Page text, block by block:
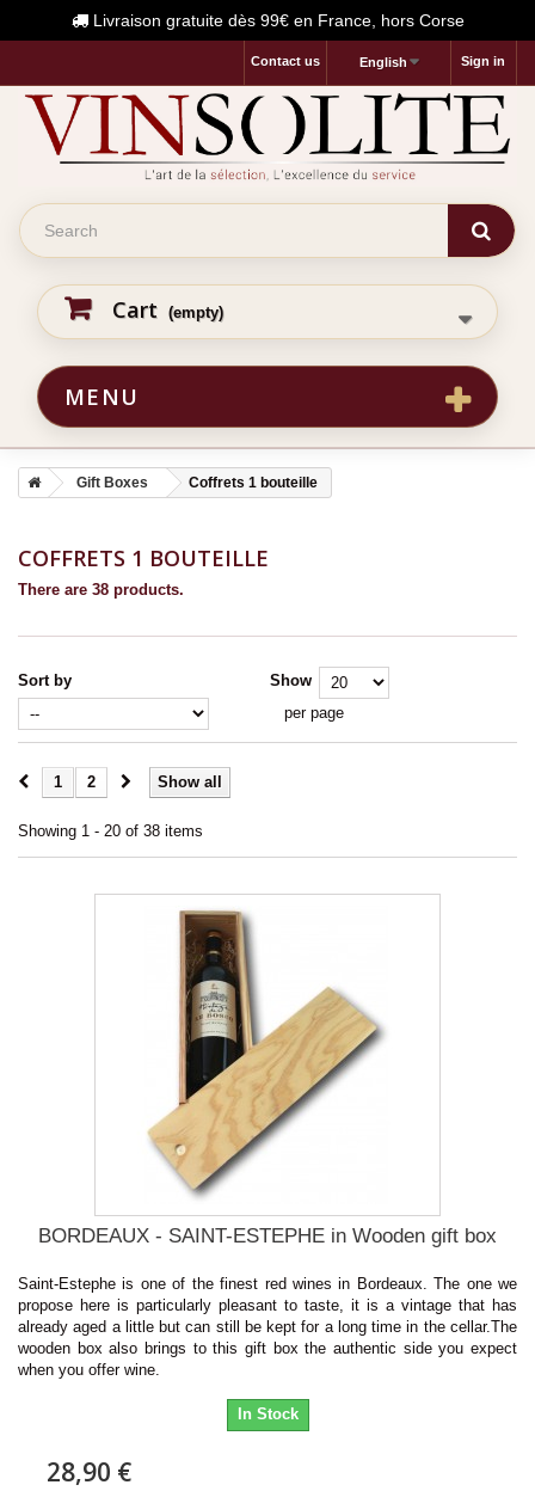
Livraison gratuite dès 99€ en France, hors Corse
Sign in
English
Contact us
Cart (empty)
MENU
Gift Boxes Coffrets 1 bouteille
COFFRETS 1 BOUTEILLE
There are 38 products.
Sort by
Show
per page
Show all
1 2
Showing 1 - 20 of 38 items
BORDEAUX - SAINT-ESTEPHE in Wooden gift box
Saint-Estephe is one of the finest red wines in Bordeaux. The one we
propose here is particularly pleasant to taste, it is a vintage that has
already aged a little but can still be kept for a long time in the cellar.The
wooden box also brings to this gift box the authentic side you expect
when you offer wine.
In Stock
28,90 €